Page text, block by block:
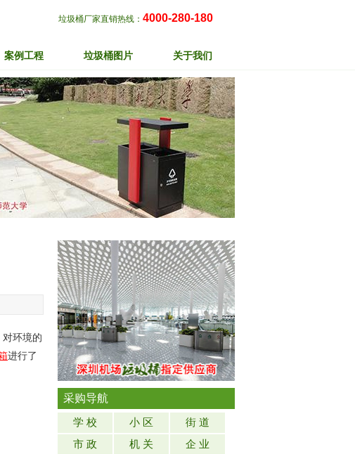
垃圾桶厂家直销热线： 4000-280-180
案例工程 垃圾桶图片 关于我们
环境的
进行了
采购导航
学 校 小 区
街 道
市 政
机 关
企 业